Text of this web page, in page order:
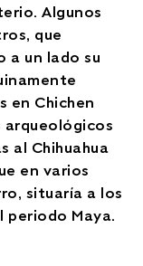
Algunos
que
a un lado su
en Chichen
al Chihuahua
en varios
situaría a los
periodo Maya.